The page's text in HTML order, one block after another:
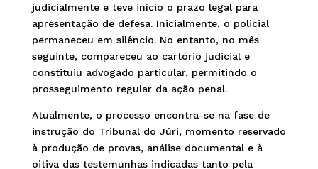
judicialmente e teve início o prazo legal para
apresentação de defesa. Inicialmente, o policial
permaneceu em silêncio. No entanto, no mês
seguinte, compareceu ao cartório judicial e
constituiu advogado particular, permitindo o
prosseguimento regular da ação penal.
Atualmente, o processo encontra-se na fase de
instrução do Tribunal do Júri, momento reservado
à produção de provas, análise documental e à
oitiva das testemunhas indicadas tanto pela